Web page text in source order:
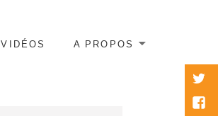
VIDÉOS A PROPOS